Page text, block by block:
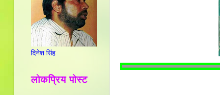
दिनेश सिंह
लोकप्रिय पोस्ट